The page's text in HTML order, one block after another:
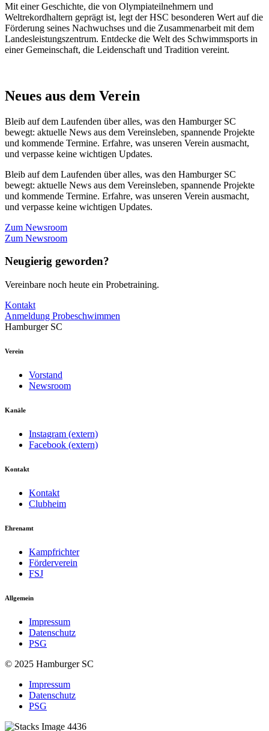
Mit einer Geschichte, die von Olympiateilnehmern und
Weltrekordhaltern geprägt ist, legt der HSC besonderen Wert auf die
Förderung seines Nachwuchses und die Zusammenarbeit mit dem
Landesleistungszentrum. Entdecke die Welt des Schwimmsports in
einer Gemeinschaft, die Leidenschaft und Tradition vereint.
Neues aus dem Verein
Bleib auf dem Laufenden über alles, was den Hamburger SC
bewegt: aktuelle News aus dem Vereinsleben, spannende Projekte
und kommende Termine. Erfahre, was unseren Verein ausmacht,
und verpasse keine wichtigen Updates.
Bleib auf dem Laufenden über alles, was den Hamburger SC
bewegt: aktuelle News aus dem Vereinsleben, spannende Projekte
und kommende Termine. Erfahre, was unseren Verein ausmacht,
und verpasse keine wichtigen Updates.
Zum Newsroom
Zum Newsroom
Neugierig geworden?
Vereinbare noch heute ein Probetraining.
Kontakt
Anmeldung Probeschwimmen
Hamburger SC
Verein
Vorstand
Newsroom
Kanäle
Instagram (extern)
Facebook (extern)
Kontakt
Kontakt
Clubheim
Ehrenamt
Kampfrichter
Förderverein
FSJ
Allgemein
Impressum
Datenschutz
PSG
© 2025 Hamburger SC
Impressum
Datenschutz
PSG